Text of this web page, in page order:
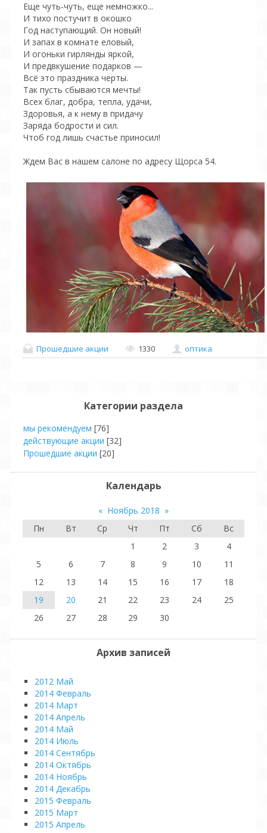
Еще чуть-чуть, еще немножко...
И тихо постучит в окошко
Год наступающий. Он новый!
И запах в комнате еловый,
И огоньки гирлянды яркой,
И предвкушение подарков —
Всё это праздника черты.
Так пусть сбываются мечты!
Всех благ, добра, тепла, удачи,
Здоровья, а к нему в придачу
Заряда бодрости и сил.
Чтоб год лишь счастье приносил!
Ждем Вас в нашем салоне по адресу Щорса 54.
Прошедшие акции 1330 оптика
Категории раздела
мы рекомендуем [76]
действующие акции [32]
Прошедшие акции [20]
Календарь
« Ноябрь 2018 »
Пн
Вт Ср Чт Пт Сб
Вс
1
2 3
4
5
6 7 8 9 10
11
12
13 14 15 16 17
18
19
20 21 22 23 24
25
26
27 28 29 30
Архив записей
2012 Май
2014 Февраль
2014 Март
2014 Апрель
2014 Май
2014 Июль
2014 Сентябрь
2014 Октябрь
2014 Ноябрь
2014 Декабрь
2015 Февраль
2015 Март
2015 Апрель